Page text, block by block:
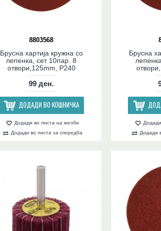
8803568
Брусна хартија кружна со
лепенка, сет 10пар. 8
отвори,125mm, P240
99 ден.
ДОДАДИ ВО КОШНИЧКА
Додади во листа на желби
Додади во листа за споредба
Брусна
Додади